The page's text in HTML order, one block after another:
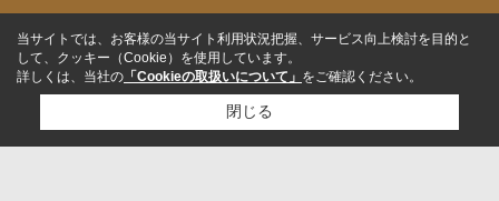
当サイトでは、お客様の当サイト利用状況把握、サービス向上検討を目的と
して、クッキー（Cookie）を使用しています。
詳しくは、当社の 「Cookieの取扱いについて」 をご確認ください。
閉じる